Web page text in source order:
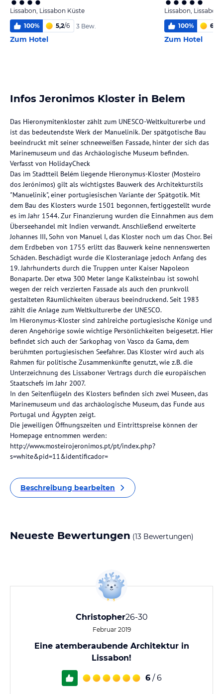
Lissabon, Lissabon Küste
100% 5,2/6 3 Bew.
Zum Hotel
Lissabon, Lissabon
100% 6,0
Zum Hotel
Infos Jeronimos Kloster in Belem
Das Hieronymitenkloster zählt zum UNESCO-Weltkulturerbe und
ist das bedeutendste Werk der Manuelinik. Der spätgotische Bau
beeindruckt mit seiner schneeweißen Fassade, hinter der sich das
Marinemuseum und das Archäologische Museum befinden.
Verfasst von HolidayCheck
Das im Stadtteil Belém liegende Hieronymus-Kloster (Mosteiro
dos Jerónimos) gilt als wichtigstes Bauwerk des Architekturstils
"Manuelinik", einer portugiesischen Variante der Spätgotik. Mit
dem Bau des Klosters wurde 1501 begonnen, fertiggestellt wurde
es im Jahr 1544. Zur Finanzierung wurden die Einnahmen aus dem
Überseehandel mit Indien verwandt. Anschließend erweiterte
Johannes III, Sohn von Manuel I, das Kloster noch um das Chor. Bei
dem Erdbeben von 1755 erlitt das Bauwerk keine nennenswerten
Schäden. Beschädigt wurde die Klosteranlage jedoch Anfang des
19. Jahrhunderts durch die Truppen unter Kaiser Napoleon
Bonaparte. Der etwa 300 Meter lange Kalksteinbau ist sowohl
wegen der reich verzierten Fassade als auch den prunkvoll
gestalteten Räumlichkeiten überaus beeindruckend. Seit 1983
zählt die Anlage zum Weltkulturerbe der UNESCO.
Im Hieronymus-Kloster sind zahlreiche portugiesische Könige und
deren Angehörige sowie wichtige Persönlichkeiten beigesetzt. Hier
befindet sich auch der Sarkophag von Vasco da Gama, dem
berühmten portugiesischen Seefahrer. Das Kloster wird auch als
Rahmen für politische Zusammenkünfte genutzt, wie z.B. die
Unterzeichnung des Lissaboner Vertrags durch die europäischen
Staatschefs im Jahr 2007.
In den Seitenflügeln des Klosters befinden sich zwei Museen, das
Marinemuseum und das archäologische Museum, das Funde aus
Portugal und Ägypten zeigt.
Die jeweiligen Öffnungszeiten und Eintrittspreise können der
Homepage entnommen werden:
http://www.mosteirojeronimos.pt/pt/index.php?
s=white&pid=11&identificador=
Beschreibung bearbeiten
Neueste Bewertungen (13 Bewertungen)
Christopher26-30
Februar 2019
Eine atemberaubende Architektur in
Lissabon!
6 / 6